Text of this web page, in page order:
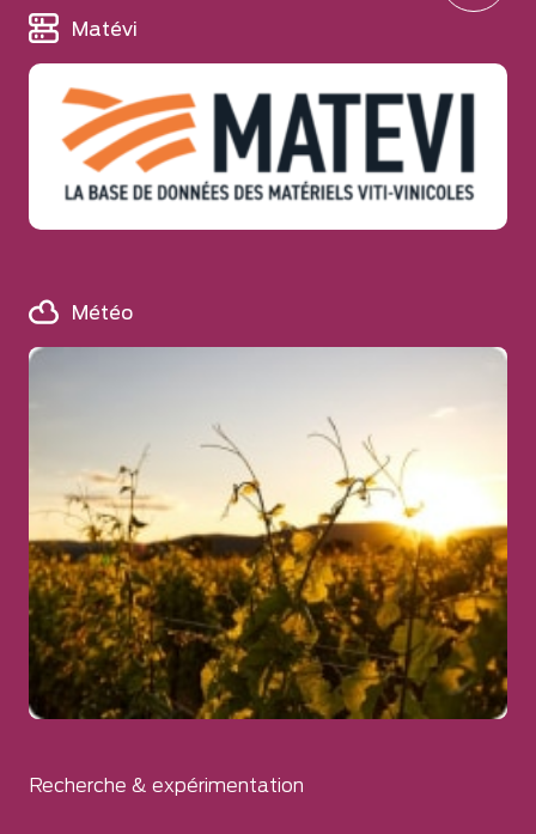
Matévi
Météo
Recherche & expérimentation